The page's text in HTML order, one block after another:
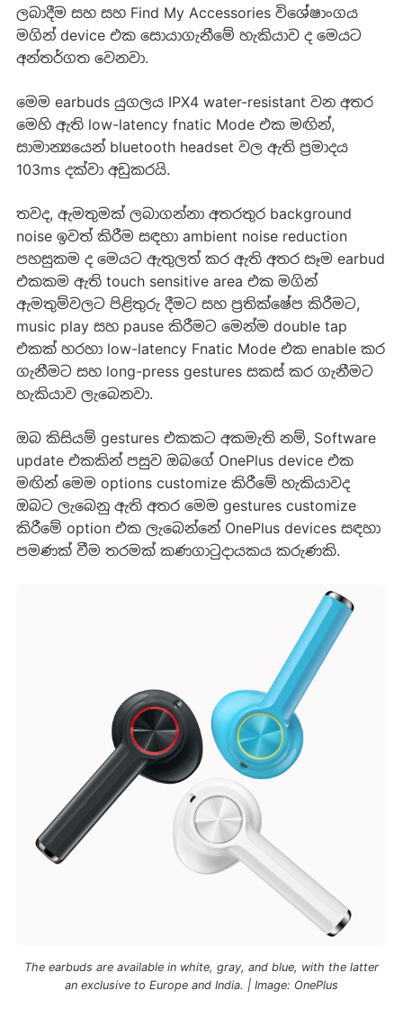
ලබාදීම සහ සහ Find My Accessories විශේෂාංගය
මගින් device එක සොයාගැනීමේ හැකියාව ද මෙයට
අන්තර්ගත වෙනවා.
මෙම earbuds යුගලය IPX4 water-resistant වන අතර
මෙහි ඇති low-latency fnatic Mode එක මඟින්,
සාමාන්‍යයෙන් bluetooth headset වල ඇති ප්‍රමාදය
103ms දක්වා අඩුකරයි.
තවද, ඇමතුමක් ලබාගන්නා අතරතුර background
noise ඉවත් කිරීම සඳහා ambient noise reduction
පහසුකම ද මෙයට ඇතුලත් කර ඇති අතර සෑම earbud
එකකම ඇති touch sensitive area එක මගින්
ඇමතුම්වලට පිළිතුරු දීමට සහ ප්‍රතික්ෂේප කිරීමට,
music play සහ pause කිරීමට මෙන්ම double tap
එකක් හරහා low-latency Fnatic Mode එක enable කර
ගැනීමට සහ long-press gestures සකස් කර ගැනීමට
හැකියාව ලැබෙනවා.
ඔබ කිසියම් gestures එකකට අකමැති නම්, Software
update එකකින් පසුව ඔබගේ OnePlus device එක
මඟින් මෙම options customize කිරීමේ හැකියාවද
ඔබට ලැබෙනු ඇති අතර මෙම gestures customize
කිරීමේ option එක ලැබෙන්නේ OnePlus devices සඳහා
පමණක් වීම තරමක් කණගාටුදායකය කරුණකි.
The earbuds are available in white, gray, and blue, with the latter
an exclusive to Europe and India. | Image: OnePlus